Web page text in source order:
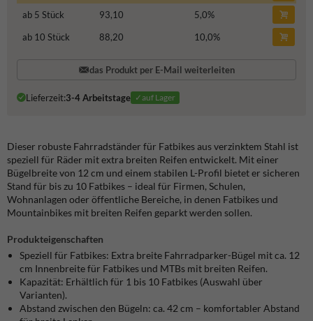
ab 5 Stück
93,10 5,0%
ab 10 Stück
88,20 10,0%
das Produkt per E-Mail weiterleiten
Lieferzeit:3-4 Arbeitstage ✓auf Lager
Dieser robuste Fahrradständer für Fatbikes aus verzinktem Stahl ist
speziell für Räder mit extra breiten Reifen entwickelt. Mit einer
Bügelbreite von 12 cm und einem stabilen L-Profil bietet er sicheren
Stand für bis zu 10 Fatbikes – ideal für Firmen, Schulen,
Wohnanlagen oder öffentliche Bereiche, in denen Fatbikes und
Mountainbikes mit breiten Reifen geparkt werden sollen.
Produkteigenschaften
Speziell für Fatbikes: Extra breite Fahrradparker-Bügel mit ca. 12
cm Innenbreite für Fatbikes und MTBs mit breiten Reifen.
Kapazität: Erhältlich für 1 bis 10 Fatbikes (Auswahl über
Varianten).
Abstand zwischen den Bügeln: ca. 42 cm – komfortabler Abstand